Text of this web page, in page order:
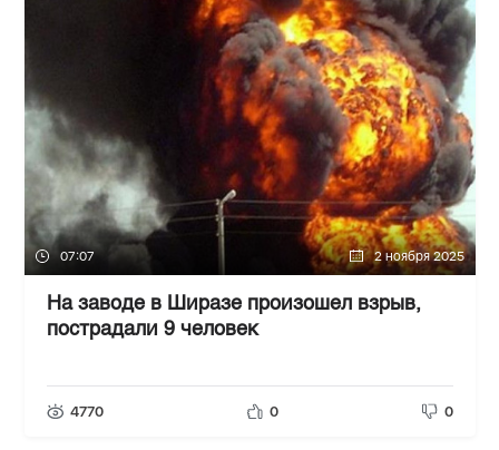
07:07 2 ноября 2025
На заводе в Ширазе произошел взрыв,
пострадали 9 человек
4770 0 0